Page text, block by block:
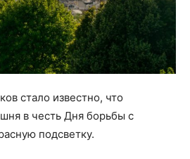
стало известно, что
в честь Дня борьбы с
подсветку.